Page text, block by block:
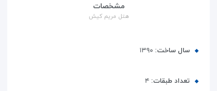
مشخصات
هتل مریم کیش
سال ساخت: ۱۳۹۰
تعداد طبقات: ۴